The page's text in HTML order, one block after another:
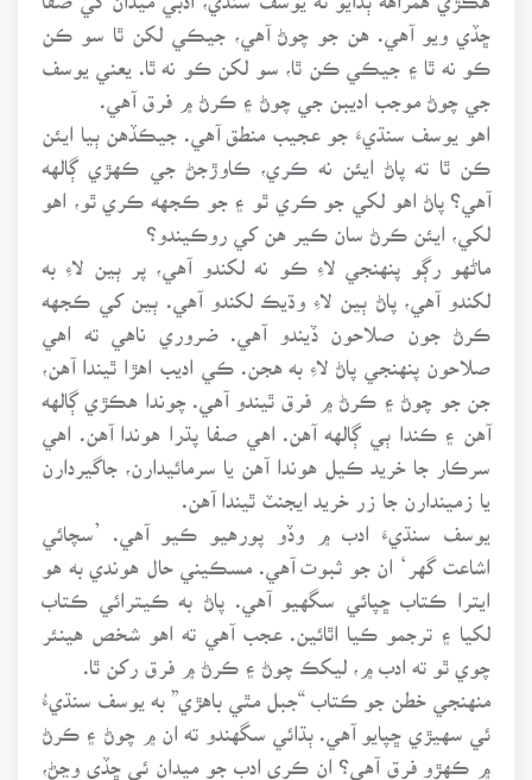
ڇڏي ويو آهي. هن جو چوڻ آهي، جيڪي لکن ٿا سو ڪن
ڪو نه ٿا ۽ جيڪي ڪن ٿا، سو لکن ڪو نه ٿا. يعني يوسف
جي چوڻ موجب اديبن جي چوڻ ۽ ڪرڻ ۾ فرق آهي.
اهو يوسف سنڌيءَ جو عجيب منطق آهي. جيڪڏهن ٻيا ايئن
ڪن ٿا ته پاڻ ايئن نه ڪري، ڪاوڙجڻ جي ڪهڙي ڳالهه
آهي؟ پاڻ اهو لکي جو ڪري ٿو ۽ جو ڪجهه ڪري ٿو، اهو
لکي، ايئن ڪرڻ سان ڪير هن کي روڪيندو؟
ماڻهو رڳو پنهنجي لاءِ ڪو نه لکندو آهي، پر ٻين لاءِ به
لکندو آهي، پاڻ ٻين لاءِ وڌيڪ لکندو آهي. ٻين کي ڪجهه
ڪرڻ جون صلاحون ڏيندو آهي. ضروري ناهي ته اهي
صلاحون پنهنجي پاڻ لاءِ به هجن. ڪي اديب اهڙا ٿيندا آهن،
جن جو چوڻ ۽ ڪرڻ ۾ فرق ٿيندو آهي. چوندا هڪڙي ڳالهه
آهن ۽ ڪندا ٻي ڳالهه آهن. اهي صفا پڌرا هوندا آهن. اهي
سرڪار جا خريد ڪيل هوندا آهن يا سرمائيدارن، جاگيردارن
يا زميندارن جا زر خريد ايجنٽ ٿيندا آهن.
يوسف سنڌيءَ ادب ۾ وڏو پورهيو ڪيو آهي. ’سچائي
اشاعت گهر‘ ان جو ثبوت آهي. مسڪيني حال هوندي به هو
ايترا ڪتاب ڇپائي سگهيو آهي. پاڻ به ڪيترائي ڪتاب
لکيا ۽ ترجمو ڪيا اٿائين. عجب آهي ته اهو شخص هينئر
چوي ٿو ته ادب ۾، ليکڪ چوڻ ۽ ڪرڻ ۾ فرق رکن ٿا.
منهنجي خطن جو ڪتاب “جبل مٿي باهڙي” به يوسف سنڌيءُ
ئي سهيڙي ڇپايو آهي. ٻڌائي سگهندو ته ان ۾ چوڻ ۽ ڪرڻ
۾ ڪهڙو فرق آهي؟ ان ڪري ادب جو ميدان ئي ڇڏي وڃڻ،